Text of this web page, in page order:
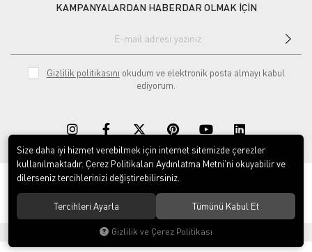
KAMPANYALARDAN HABERDAR OLMAK İÇİN
Gizlilik politikasını okudum ve elektronik posta almayı kabul
ediyorum.
© 2020Rekor Müzik. Tüm hakları saklıdır.
Yeni Nesil E-Ticaret Sistemleri ile Hazırlanmıştır.
Size daha iyi hizmet verebilmek için internet sitemizde çerezler
kullanılmaktadır. Çerez Politikaları Aydınlatma Metni’ni okuyabilir ve
dilerseniz tercihlerinizi değiştirebilirsiniz.
Tercihleri Ayarla Tümünü Kabul Et
Gizlilik ve Çerez Politikası